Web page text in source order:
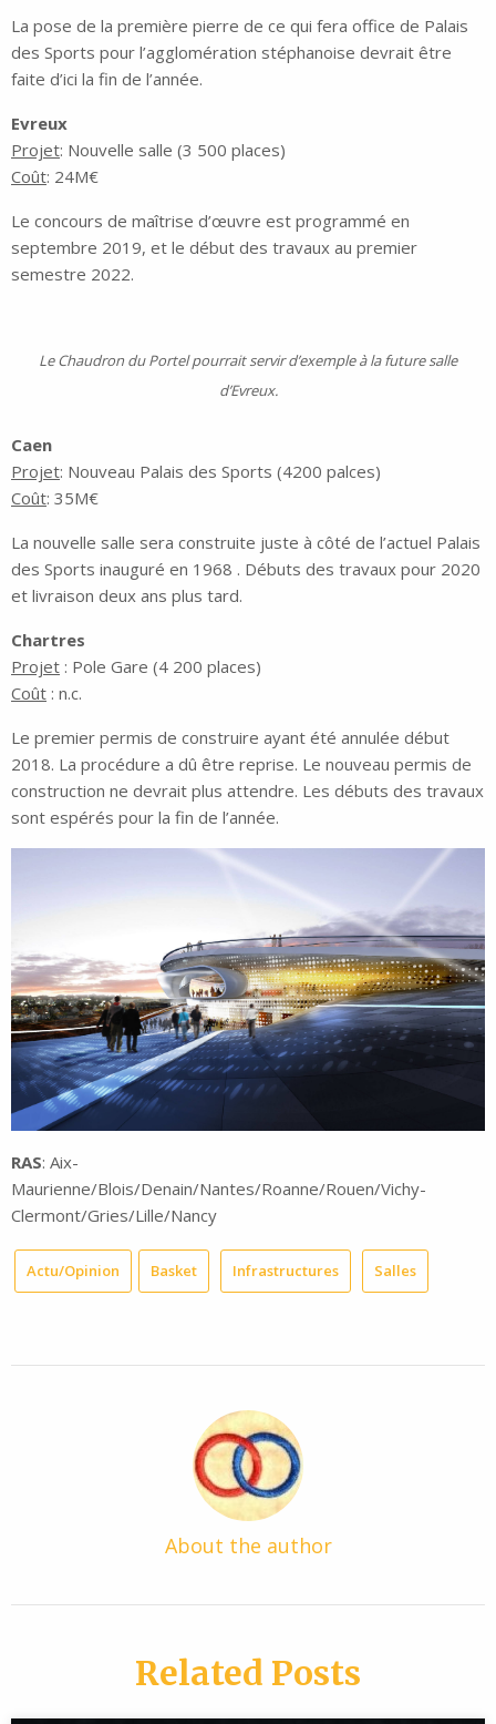
La pose de la première pierre de ce qui fera office de Palais
des Sports pour l’agglomération stéphanoise devrait être
faite d’ici la fin de l’année.
Evreux
Projet: Nouvelle salle (3 500 places)
Coût: 24M€
Le concours de maîtrise d’œuvre est programmé en
septembre 2019, et le début des travaux au premier
semestre 2022.
Le Chaudron du Portel pourrait servir d’exemple à la future salle
d’Evreux.
Caen
Projet: Nouveau Palais des Sports (4200 palces)
Coût: 35M€
La nouvelle salle sera construite juste à côté de l’actuel Palais
des Sports inauguré en 1968 . Débuts des travaux pour 2020
et livraison deux ans plus tard.
Chartres
Projet : Pole Gare (4 200 places)
Coût : n.c.
Le premier permis de construire ayant été annulée début
2018. La procédure a dû être reprise. Le nouveau permis de
construction ne devrait plus attendre. Les débuts des travaux
sont espérés pour la fin de l’année.
RAS: Aix-
Maurienne/Blois/Denain/Nantes/Roanne/Rouen/Vichy-
Clermont/Gries/Lille/Nancy
Actu/Opinion Basket Infrastructures Salles
About the author
Related Posts